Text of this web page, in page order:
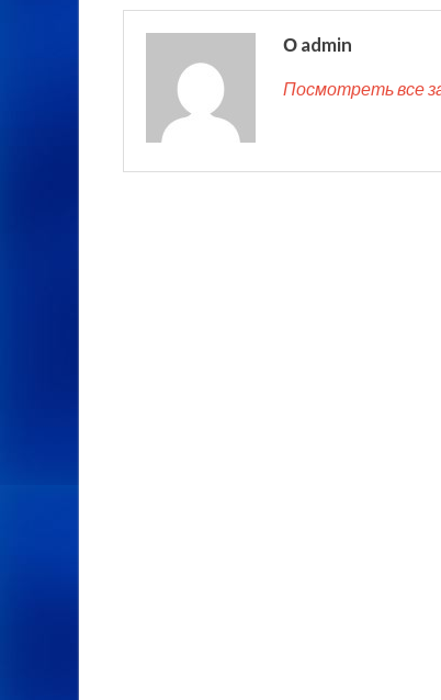
О admin
Посмотреть все